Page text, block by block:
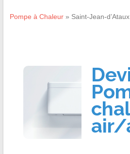
Pompe à Chaleur» Saint-Jean-d’Ataux